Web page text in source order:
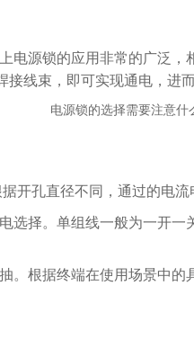
电源锁的应用非常的广泛
线束，即可实现通电，进
据开孔直径不同，通过的电流
选择。单组线一般为一开
根据终端在使用场景中的